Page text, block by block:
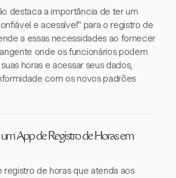
destaca a importância de ter um
e acessível" para o registro de
a essas necessidades ao fornecer
onde os funcionários podem
horas e acessar seus dados,
com os novos padrões
App de Registro de Horas em
registro de horas que atenda aos